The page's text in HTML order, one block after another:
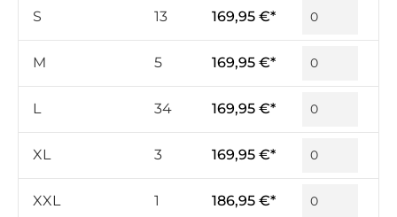
S 13 169,95 €*
M 5 169,95 €*
L 34 169,95 €*
XL 3 169,95 €*
XXL 1 186,95 €*